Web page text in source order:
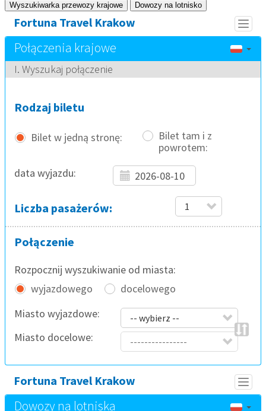
Wyszukiwarka przewozy krajowe Dowozy na lotnisko